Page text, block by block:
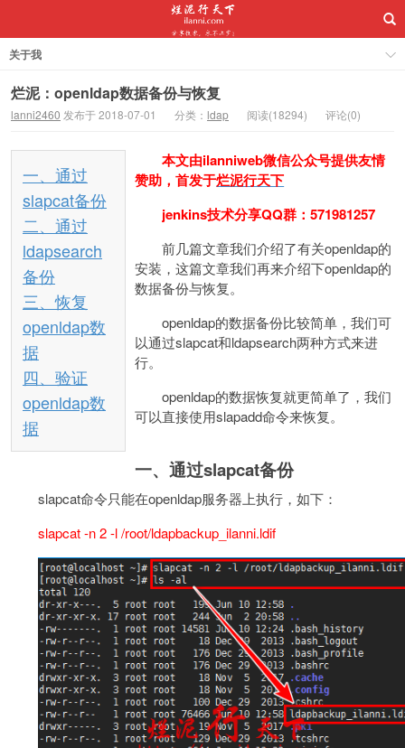
关于我
烂泥：openldap数据备份与恢复
lanni2460 发布于 2018-07-01 分类： ldap 阅读(18294) 评论(0)
一、通过
slapcat备份
二、通过
ldapsearch
备份
三、恢复
openldap数
据
四、验证
openldap数
据
本文由ilanniweb微信公众号提供友情
赞助，首发于烂泥行天下
jenkins技术分享QQ群：571981257
前几篇文章我们介绍了有关openldap的
安装，这篇文章我们再来介绍下openldap的
数据备份与恢复。
openldap的数据备份比较简单，我们可
以通过slapcat和ldapsearch两种方式来进
行。
openldap的数据恢复就更简单了，我们
可以直接使用slapadd命令来恢复。
一、通过slapcat备份
slapcat命令只能在openldap服务器上执行，如下：
slapcat -n 2 -l /root/ldapbackup_ilanni.ldif